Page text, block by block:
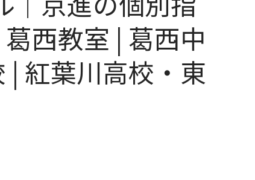
西教室 | 葛西中
| 紅葉川高校・東